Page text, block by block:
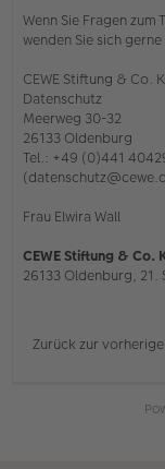
Wenn Sie Fragen zum
wenden Sie sich gerne
CEWE Stiftung & Co.
Datenschutz
Meerweg 30-32
26133 Oldenburg
Tel.: +49 (0)441
Frau Elwira Wall
CEWE Stiftung & Co.
26133 Oldenburg, 21.
Zurück zur